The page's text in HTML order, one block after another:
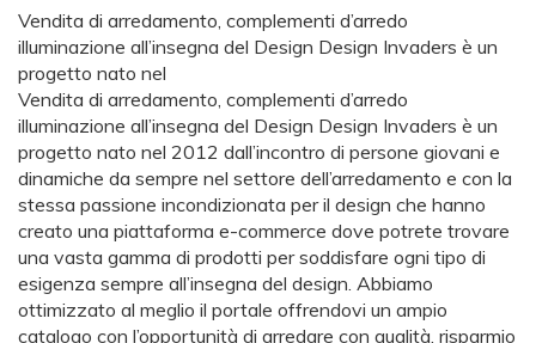
Vendita di arredamento, complementi d’arredo
illuminazione all’insegna del Design Design Invaders è un
progetto nato nel
Vendita di arredamento, complementi d’arredo
illuminazione all’insegna del Design Design Invaders è un
progetto nato nel 2012 dall’incontro di persone giovani e
dinamiche da sempre nel settore dell’arredamento e con la
stessa passione incondizionata per il design che hanno
creato una piattaforma e-commerce dove potrete trovare
una vasta gamma di prodotti per soddisfare ogni tipo di
esigenza sempre all’insegna del design. Abbiamo
ottimizzato al meglio il portale offrendovi un ampio
catalogo con l’opportunità di arredare con qualità, risparmio